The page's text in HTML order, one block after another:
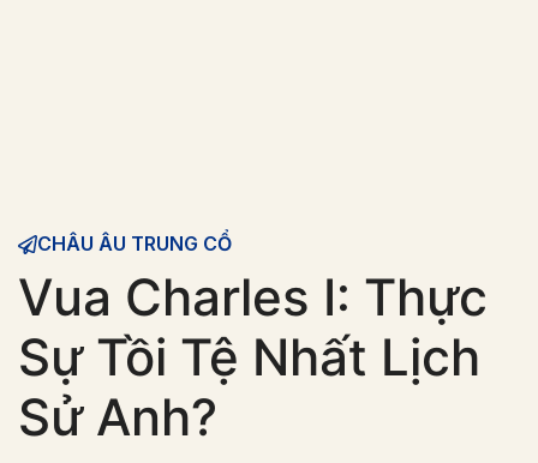
CHÂU ÂU TRUNG CỔ
Vua Charles I: Thực
Sự Tồi Tệ Nhất Lịch
Sử Anh?